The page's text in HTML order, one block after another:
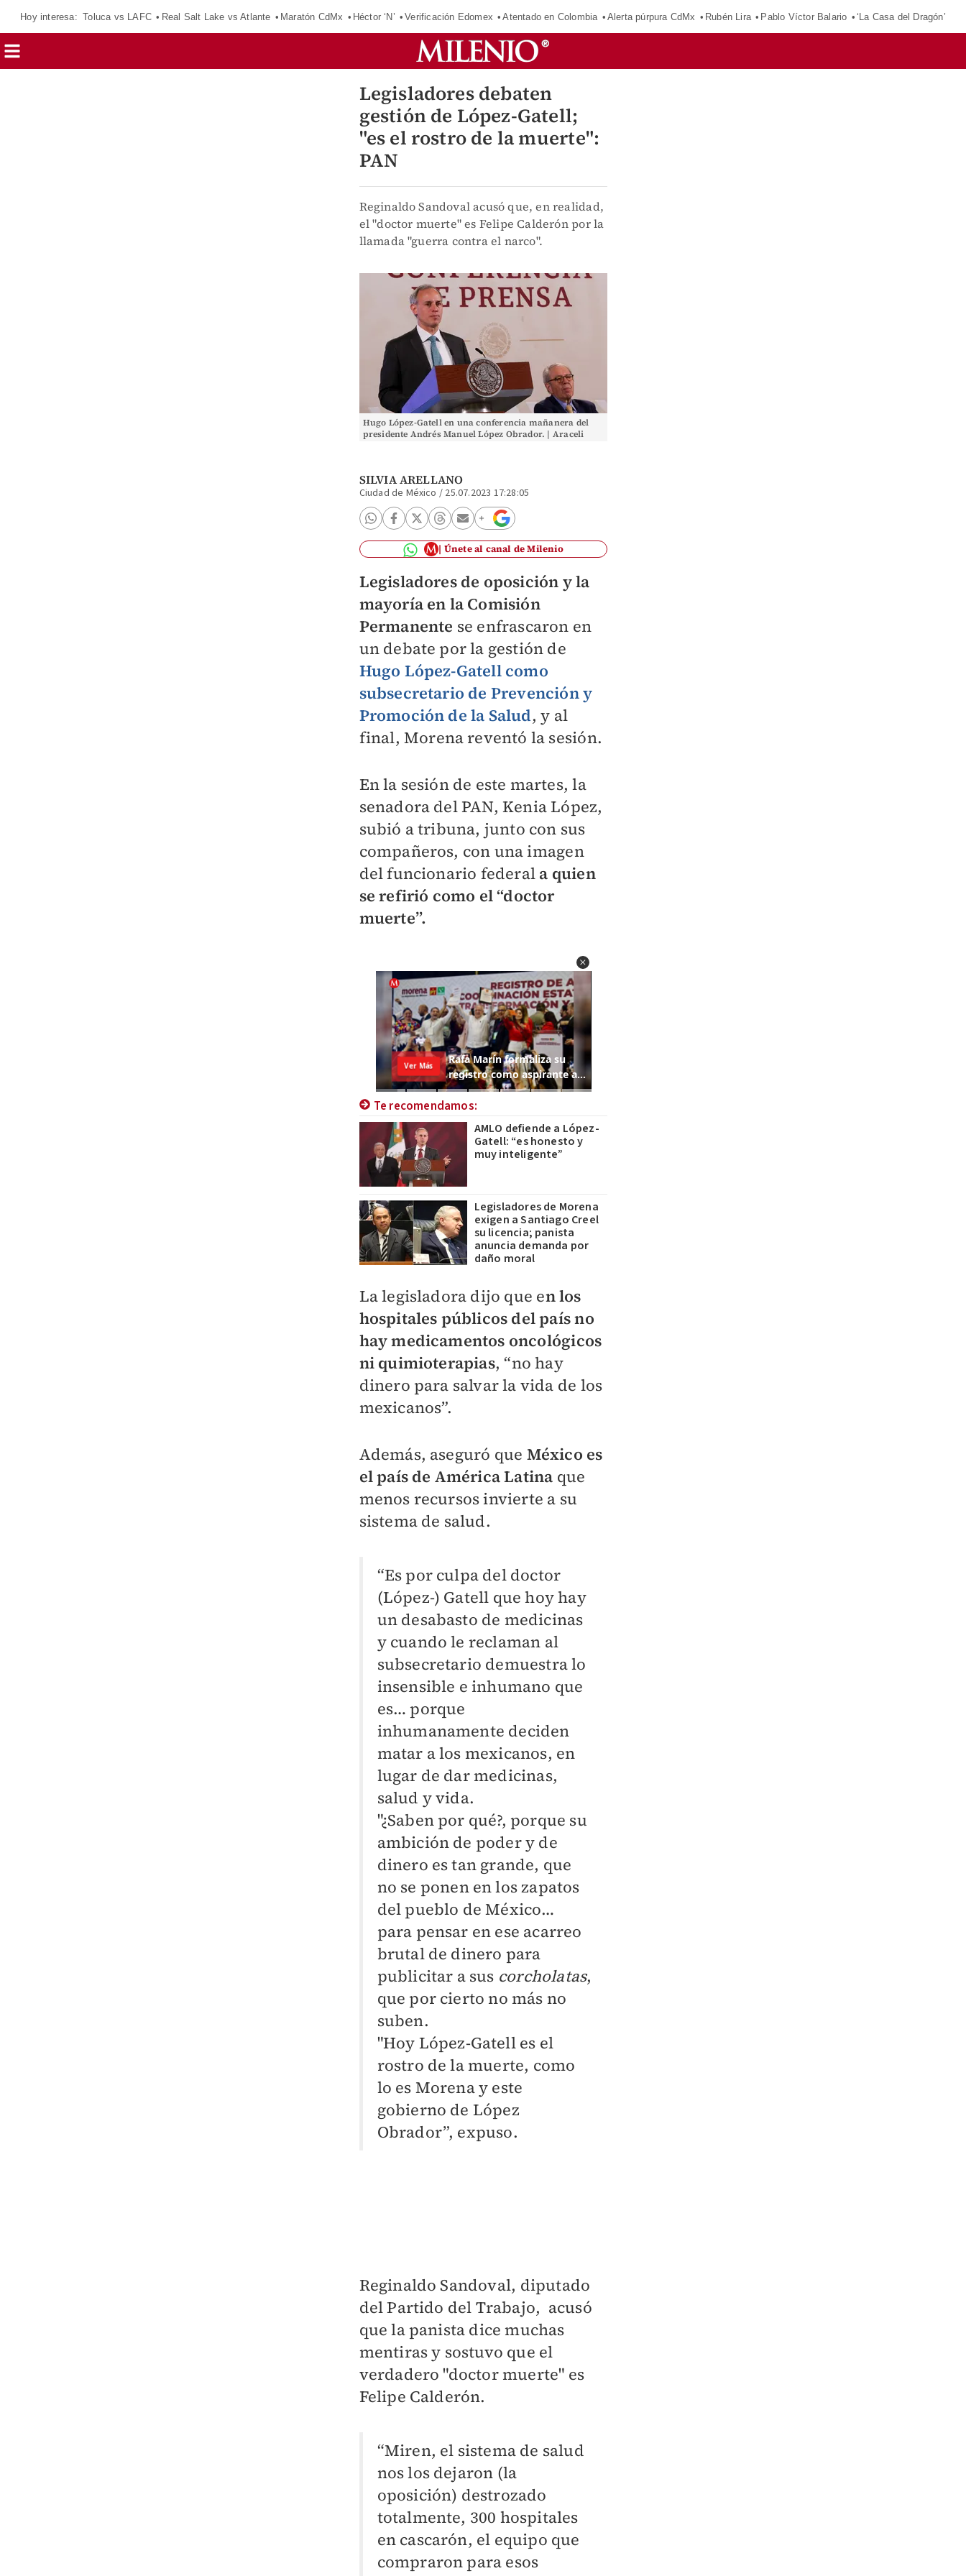
Hoy interesa: Toluca vs LAFC Real Salt Lake vs Atlante Maratón CdMx Héctor ‘N’ Verificación Edomex Atentado en Colombia Alerta púrpura CdMx Rubén Lira Pablo Víctor Balario ‘La Casa del Dragón’
Legisladores debaten
gestión de López-Gatell;
"es el rostro de la muerte":
PAN
Reginaldo Sandoval acusó que, en realidad,
el "doctor muerte" es Felipe Calderón por la
llamada "guerra contra el narco".
Hugo López-Gatell en una conferencia mañanera del
presidente Andrés Manuel López Obrador. | Araceli
SILVIA ARELLANO
Ciudad de México / 25.07.2023 17:28:05
Únete al canal de Milenio
Legisladores de oposición y la
mayoría en la Comisión
Permanente se enfrascaron en
un debate por la gestión de
Hugo López-Gatell como
subsecretario de Prevención y
Promoción de la Salud, y al
final, Morena reventó la sesión.
En la sesión de este martes, la
senadora del PAN, Kenia López,
subió a tribuna, junto con sus
compañeros, con una imagen
del funcionario federal a quien
se refirió como el “doctor
muerte”.
Te recomendamos:
AMLO defiende a López-
Gatell: “es honesto y
muy inteligente”
Legisladores de Morena
exigen a Santiago Creel
su licencia; panista
anuncia demanda por
daño moral
La legisladora dijo que en los
hospitales públicos del país no
hay medicamentos oncológicos
ni quimioterapias, “no hay
dinero para salvar la vida de los
mexicanos”.
Además, aseguró que México es
el país de América Latina que
menos recursos invierte a su
sistema de salud.
“Es por culpa del doctor
(López-) Gatell que hoy hay
un desabasto de medicinas
y cuando le reclaman al
subsecretario demuestra lo
insensible e inhumano que
es… porque
inhumanamente deciden
matar a los mexicanos, en
lugar de dar medicinas,
salud y vida.
"¿Saben por qué?, porque su
ambición de poder y de
dinero es tan grande, que
no se ponen en los zapatos
del pueblo de México…
para pensar en ese acarreo
brutal de dinero para
publicitar a sus corcholatas,
que por cierto no más no
suben.
"Hoy López-Gatell es el
rostro de la muerte, como
lo es Morena y este
gobierno de López
Obrador”, expuso.
Reginaldo Sandoval, diputado
del Partido del Trabajo, acusó
que la panista dice muchas
mentiras y sostuvo que el
verdadero "doctor muerte" es
Felipe Calderón.
“Miren, el sistema de salud
nos los dejaron (la
oposición) destrozado
totalmente, 300 hospitales
en cascarón, el equipo que
compraron para esos